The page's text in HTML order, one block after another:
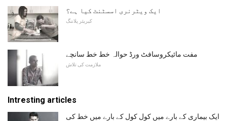
ایک ویٹرنری اسسٹنٹ کیا ہے؟
کیریئر پلاننگ
مفت مائیکروسافٹ ورڈ حوالہ خط خط سانچے
ملازمت کی تلاش
Intresting articles
ایک بیماری کے بارے میں کول کول کے بارے میں خط کی